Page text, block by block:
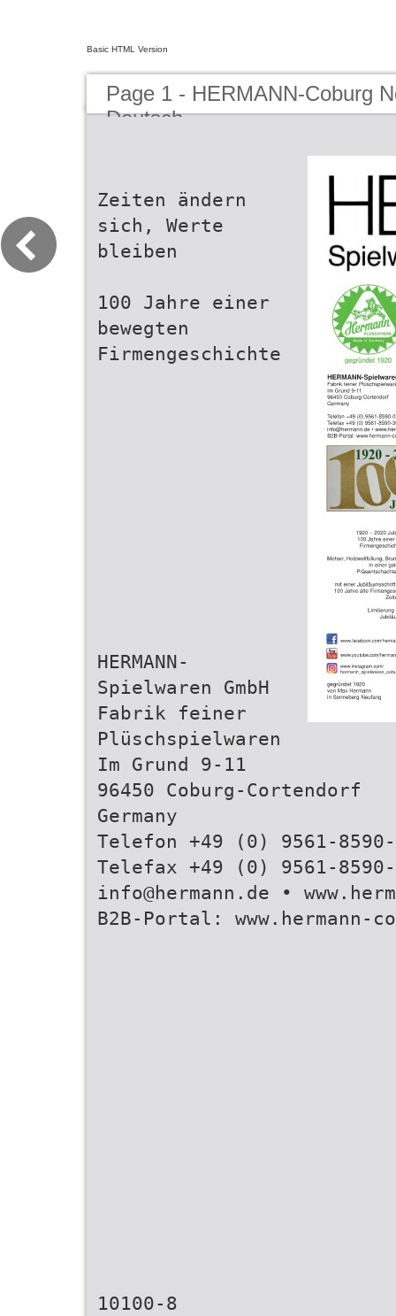
Basic HTML Version
Page 1 - HERMANN-Coburg
Deutsch
Zeiten ändern
sich, Werte
bleiben
100 Jahre einer
bewegten
Firmengeschichte
HERMANN-
Spielwaren GmbH
Fabrik feiner
Plüschspielwaren
Im Grund 9-11
96450 Coburg-Cortendorf
Germany
Telefon +49 (0) 9561-
Telefax +49 (0) 9561-
info@hermann.de •
B2B-Portal: www.hermann-
10100-8